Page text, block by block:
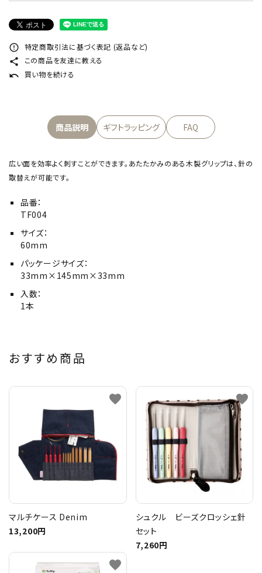
error_outline 特定商取引法に基づく表記 (返品など)
share この商品を友達に教える
undo 買い物を続ける
商品説明 ギフトラッピング FAQ
広い面を効率よく刺すことができます。あたたかみのある木製グリップは、針の
取替えが可能です。
品番：
TF004
サイズ：
60mm
パッケージサイズ：
33mm×145mm×33mm
入数：
1本
おすすめ商品
マルチケース Denim
13,200円
favorite
シュクル ビーズクロッシェ針
セット
7,260円
favorite
favorite